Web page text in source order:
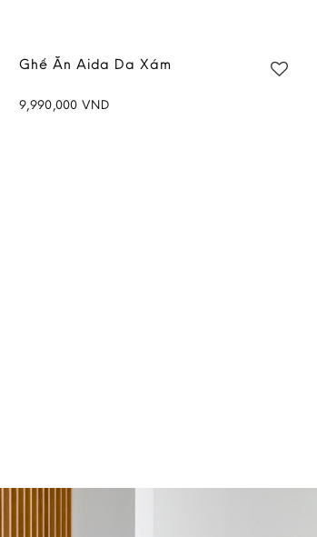
Ghế Ăn Aida Da Xám
9,990,000 VND